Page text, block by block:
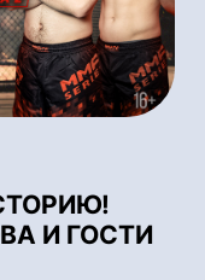
И ГОСТИ